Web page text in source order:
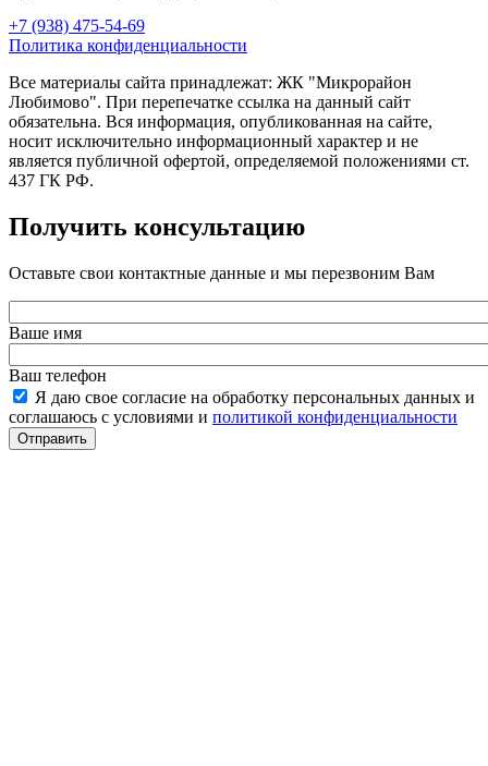
+7 (938) 475-54-69
Политика конфиденциальности
Все материалы сайта принадлежат: ЖК "Микрорайон
Любимово". При перепечатке ссылка на данный сайт
обязательна. Вся информация, опубликованная на сайте,
носит исключительно информационный характер и не
является публичной офертой, определяемой положениями ст.
437 ГК РФ.
Получить консультацию
Оставьте свои контактные данные и мы перезвоним Вам
Ваше имя
Ваш телефон
Я даю свое согласие на обработку персональных данных и
соглашаюсь с условиями и политикой конфиденциальности
Отправить